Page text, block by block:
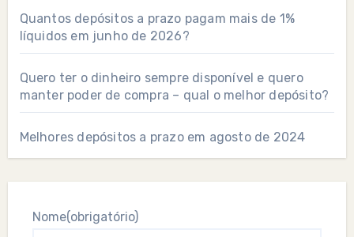
Quantos depósitos a prazo pagam mais de 1%
líquidos em junho de 2026?
Quero ter o dinheiro sempre disponível e quero
manter poder de compra – qual o melhor depósito?
Melhores depósitos a prazo em agosto de 2024
Nome(obrigatório)